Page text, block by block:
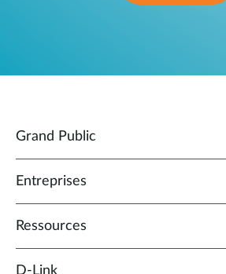
Grand Public
Entreprises
Ressources
D‑Link